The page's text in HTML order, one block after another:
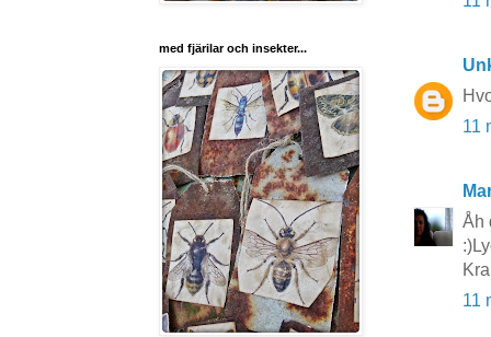
11
Åh
11
med fjärilar och insekter...